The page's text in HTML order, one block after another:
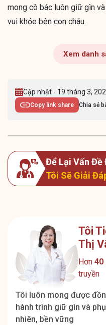
mong cô bác luôn giữ gìn
vui khỏe bên con cháu.
Xem danh
Cập nhật - 19 tháng 3,
Copy link share Chia sẻ
Để Lại Vấn Đề
Tôi Sẽ Giải
Tôi
Thị
Hơn 40
truyền
Tôi luôn mong được
hành trình giữ gìn và
nhiên, bền vững